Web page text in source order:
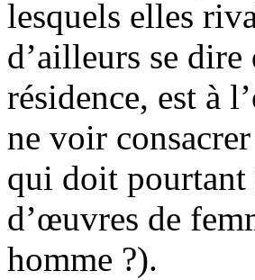
lesquels elles
d’ailleurs se
résidence, est à
ne voir
qui doit pourtant
d’œuvres de
homme ?).